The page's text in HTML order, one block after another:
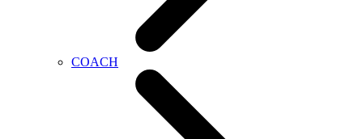
COACH